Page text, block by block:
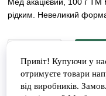
рідким. Невеликий
Доставка Оплата